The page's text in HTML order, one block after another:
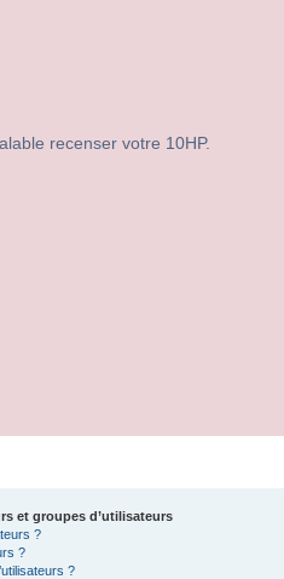
recenser votre 10HP.
et groupes d’utilisateurs
?
?
?